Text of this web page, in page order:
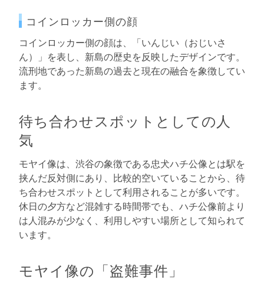
コインロッカー側の顔
コインロッカー側の顔は、「いんじい（おじいさ
ん）」を表し、新島の歴史を反映したデザインです。
流刑地であった新島の過去と現在の融合を象徴してい
ます。
待ち合わせスポットとしての人
気
モヤイ像は、渋谷の象徴である忠犬ハチ公像とは駅を
挟んだ反対側にあり、比較的空いていることから、待
ち合わせスポットとして利用されることが多いです。
休日の夕方など混雑する時間帯でも、ハチ公像前より
は人混みが少なく、利用しやすい場所として知られて
います。
モヤイ像の「盗難事件」